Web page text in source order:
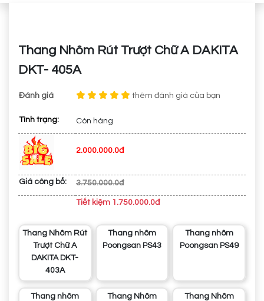
Thang Nhôm Rút Trượt Chữ A DAKITA
DKT- 405A
Đánh giá thêm đánh giá của bạn
Tình trạng: Còn hàng
2.000.000.0đ
Giá công bố: 3.750.000.0đ
Tiết kiệm 1.750.000.0đ
Thang Nhôm Rút
Trượt Chữ A
DAKITA DKT-
403A
Thang nhôm
Poongsan PS43
Thang nhôm
Poongsan PS49
Thang nhôm
Thang Nhôm
Thang Nhôm